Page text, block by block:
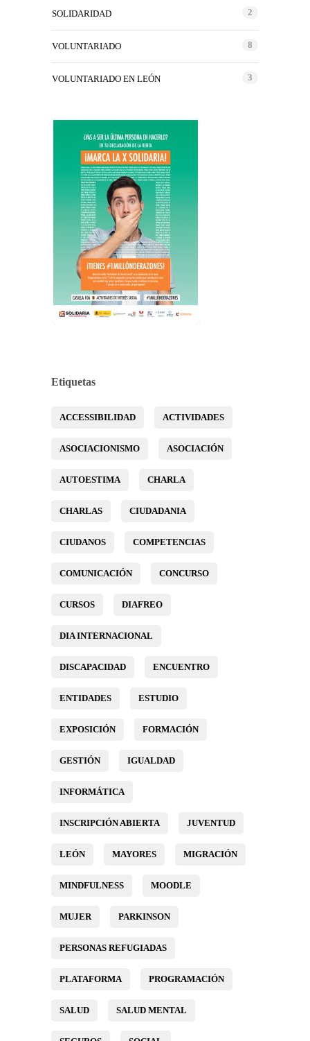
SOLIDARIDAD 2
VOLUNTARIADO 8
VOLUNTARIADO EN LEÓN 3
Etiquetas
ACCESSIBILIDAD ACTIVIDADES
ASOCIACIONISMO ASOCIACIÓN
AUTOESTIMA CHARLA
CHARLAS CIUDADANIA
CIUDANOS COMPETENCIAS
COMUNICACIÓN CONCURSO
CURSOS DIAFREO
DIA INTERNACIONAL
DISCAPACIDAD ENCUENTRO
ENTIDADES ESTUDIO
EXPOSICIÓN FORMACIÓN
GESTIÓN IGUALDAD
INFORMÁTICA
INSCRIPCIÓN ABIERTA JUVENTUD
LEÓN MAYORES MIGRACIÓN
MINDFULNESS MOODLE
MUJER PARKINSON
PERSONAS REFUGIADAS
PLATAFORMA PROGRAMACIÓN
SALUD SALUD MENTAL